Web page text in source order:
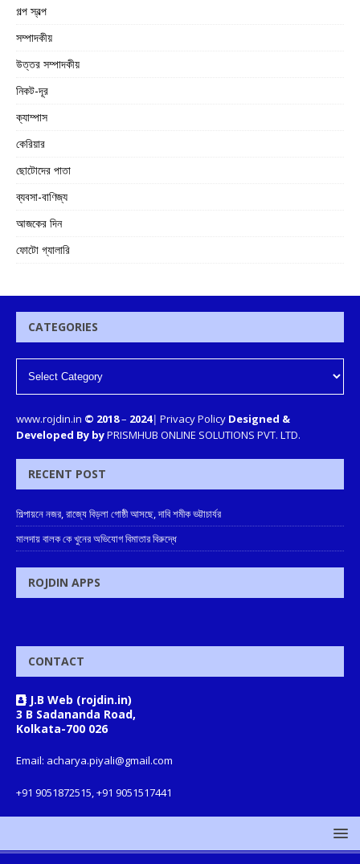
গল্প স্বল্প
সম্পাদকীয়
উত্তর সম্পাদকীয়
নিকট-দূর
ক্যাম্পাস
কেরিয়ার
ছোটোদের পাতা
ব্যবসা-বাণিজ্য
আজকের দিন
ফোটো গ্যালারি
CATEGORIES
www.rojdin.in © 2018– 2024| Privacy Policy Designed &
Developed By byPRISMHUB ONLINE SOLUTIONS PVT. LTD.
RECENT POST
শিল্পায়নে নজর, রাজ্যে বিড়লা গোষ্ঠী আসছে, দাবি শমীক ভট্টাচার্যর
মালদায় বালক কে খুনের অভিযোগ বিমাতার বিরুদ্ধে
ROJDIN APPS
CONTACT
J.B Web (rojdin.in)
3 B Sadananda Road,
Kolkata-700 026
Email: acharya.piyali@gmail.com
+91 9051872515, +91 9051517441